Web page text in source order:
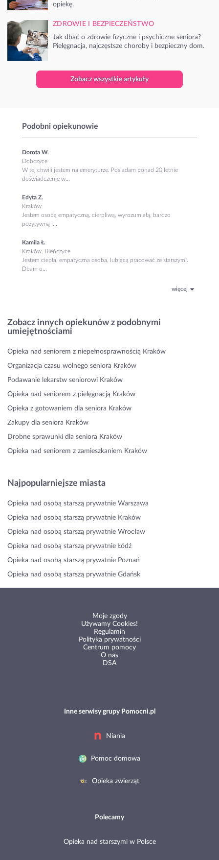
opiekę.
ZDROWIE I BEZPIECZEŃSTWO
Jak dbać o zdrowie fizyczne i psychiczne seniora?
Pielęgnacja, najczęstsze choroby i bezpieczny dom.
Zobacz wszystkie artykuły
Podobni opiekunowie
Dorota W.
Dobczyce
W tej chwili jestem na emeryturze. Posiadam ponad 20 letnie
doświadczenie w...
Edyta Z.
Kraków
Jestem osobą empatyczną, cierpliwą, wyrozumiałą, bardzo
pozytywną i...
Kamila Ł.
Kraków, Bieńczyce
Jestem ciepła, empatyczna osoba, lubiącą pracować ze starszymi.
Dbam o...
więcej
Zobacz innych opiekunów z podobnymi
umiejętnościami
Opieka nad seniorem z niepełnosprawnością Kraków
Organizacja czasu wolnego seniora Kraków
Podawanie lekarstw seniorowi Kraków
Opieka nad seniorem z pielęgnacją Kraków
Opieka z gotowaniem dla seniora Kraków
Zakupy dla seniora Kraków
Drobne sprawunki dla seniora Kraków
Opieka nad seniorem z zamieszkaniem Kraków
Najpopularniejsze miasta
Opieka nad osobą starszą prywatnie Warszawa
Opieka nad osobą starszą prywatnie Kraków
Opieka nad osobą starszą prywatnie Wrocław
Opieka nad osobą starszą prywatnie Łódź
Opieka nad osobą starszą prywatnie Poznań
Opieka nad osobą starszą prywatnie Gdańsk
Moje zgody
Używamy Cookies!
Regulamin
Polityka prywatności
Centrum pomocy
O nas
DSA
Inne serwisy grupy Pomocni.pl
Niania
Pomoc domowa
Opieka zwierząt
Polecamy
Opieka nad starszymi w Polsce